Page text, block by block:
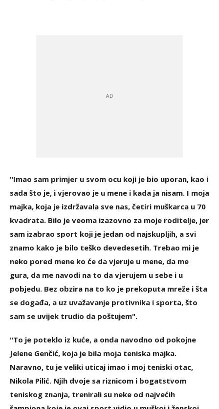
"Imao sam primjer u svom ocu koji je bio uporan, kao i
sada što je, i vjerovao je u mene i kada ja nisam. I moja
majka, koja je izdržavala sve nas, četiri muškarca u 70
kvadrata. Bilo je veoma izazovno za moje roditelje, jer
sam izabrao sport koji je jedan od najskupljih, a svi
znamo kako je bilo teško devedesetih. Trebao mi je
neko pored mene ko će da vjeruje u mene, da me
gura, da me navodi na to da vjerujem u sebe i u
pobjedu. Bez obzira na to ko je prekoputa mreže i šta
se događa, a uz uvažavanje protivnika i sporta, što
sam se uvijek trudio da poštujem".
"To je poteklo iz kuće, a onda navodno od pokojne
Jelene Genčić, koja je bila moja teniska majka.
Naravno, tu je veliki uticaj imao i moj teniski otac,
Nikola Pilić. Njih dvoje sa riznicom i bogatstvom
teniskog znanja, trenirali su neke od najvećih